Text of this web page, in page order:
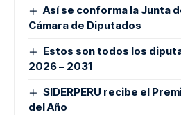
Así se conforma la Junta
Cámara de Diputados
Estos son todos los
2026 – 2031
SIDERPERU recibe el
del Año